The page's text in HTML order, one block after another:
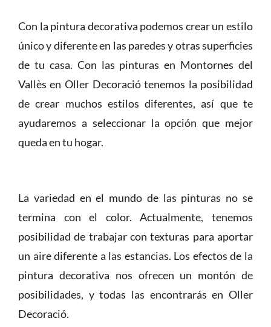
Con la pintura decorativa podemos crear un estilo
único y diferente en las paredes y otras superficies
de tu casa. Con las pinturas en Montornes del
Vallès en Oller Decoració tenemos la posibilidad
de crear muchos estilos diferentes, así que te
ayudaremos a seleccionar la opción que mejor
queda en tu hogar.
La variedad en el mundo de las pinturas no se
termina con el color. Actualmente, tenemos
posibilidad de trabajar con texturas para aportar
un aire diferente a las estancias. Los efectos de la
pintura decorativa nos ofrecen un montón de
posibilidades, y todas las encontrarás en Oller
Decoració.